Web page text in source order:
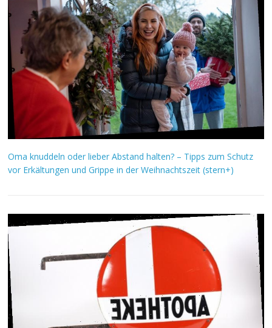
Oma knuddeln oder lieber Abstand halten? – Tipps zum Schutz
vor Erkältungen und Grippe in der Weihnachtszeit (stern+)